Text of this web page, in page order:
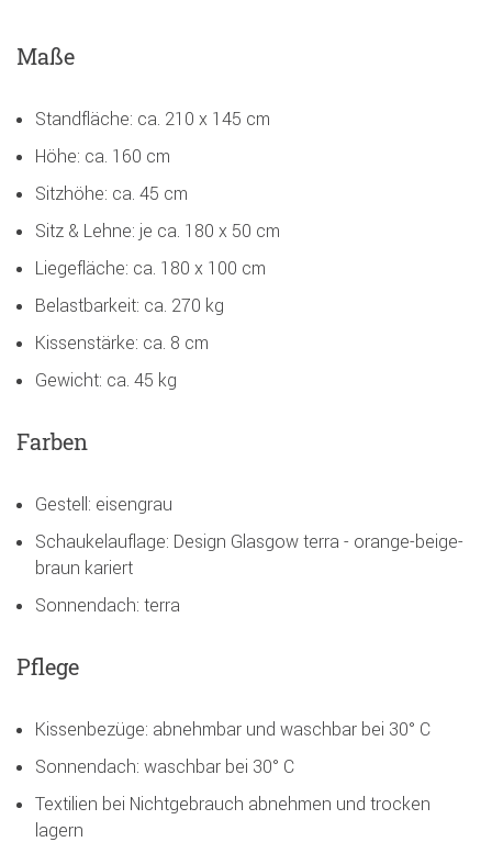
Maße
Standfläche: ca. 210 x 145 cm
Höhe: ca. 160 cm
Sitzhöhe: ca. 45 cm
Sitz & Lehne: je ca. 180 x 50 cm
Liegefläche: ca. 180 x 100 cm
Belastbarkeit: ca. 270 kg
Kissenstärke: ca. 8 cm
Gewicht: ca. 45 kg
Farben
Gestell: eisengrau
Schaukelauflage: Design Glasgow terra - orange-beige-
braun kariert
Sonnendach: terra
Pflege
Kissenbezüge: abnehmbar und waschbar bei 30° C
Sonnendach: waschbar bei 30° C
Textilien bei Nichtgebrauch abnehmen und trocken
lagern